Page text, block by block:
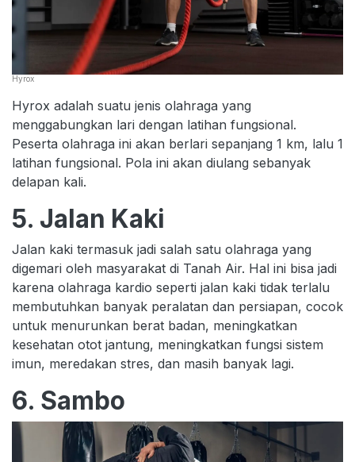
Hyrox
Hyrox adalah suatu jenis olahraga yang
menggabungkan lari dengan latihan fungsional.
Peserta olahraga ini akan berlari sepanjang 1 km, lalu 1
latihan fungsional. Pola ini akan diulang sebanyak
delapan kali.
5. Jalan Kaki
Jalan kaki termasuk jadi salah satu olahraga yang
digemari oleh masyarakat di Tanah Air. Hal ini bisa jadi
karena olahraga kardio seperti jalan kaki tidak terlalu
membutuhkan banyak peralatan dan persiapan, cocok
untuk menurunkan berat badan, meningkatkan
kesehatan otot jantung, meningkatkan fungsi sistem
imun, meredakan stres, dan masih banyak lagi.
6. Sambo